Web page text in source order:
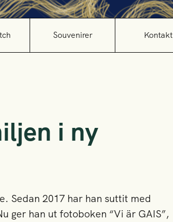
Souvenirer Kontakt
i ny
Sedan 2017 har han suttit med
ger han ut fotoboken “Vi är GAIS”,